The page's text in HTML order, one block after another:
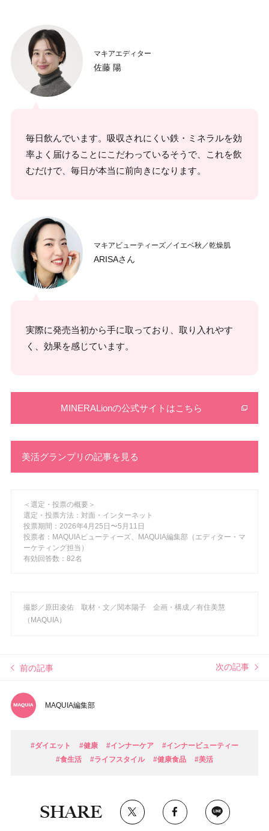
マキアエディター
佐藤 陽
毎日飲んでいます。吸収されにくい鉄・ミネラルを効
率よく届けることにこだわっているそうで、これを飲
むだけで、毎日が本当に前向きになります。
マキアビューティーズ／イエベ秋／乾燥肌
ARISAさん
実際に発売当初から手に取っており、取り入れやす
く、効果を感じています。
MINERALionの公式サイトはこちら
美活グランプリの記事を見る
＜選定・投票の概要＞
選定・投票方法：対面・インターネット
投票期間：2026年4月25日〜5月11日
投票者：MAQUIAビューティーズ、MAQUIA編集部（エディター・マ
ーケティング担当）
有効回答数：82名
撮影／原田凌佑 取材・文／関本陽子 企画・構成／有住美慧
（MAQUIA）
前の記事 次の記事
MAQUIA編集部
#ダイエット #健康 #インナーケア
#インナービューティー
#食生活
#ライフスタイル #健康食品 #美活
SHARE